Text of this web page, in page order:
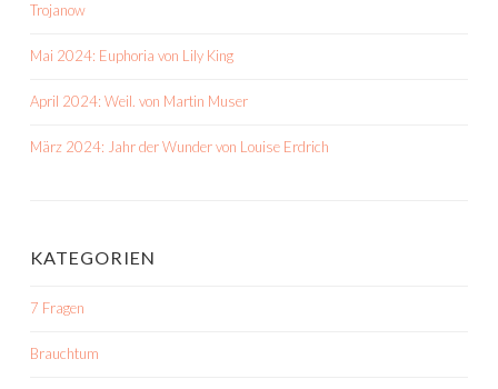
Trojanow
Mai 2024: Euphoria von Lily King
April 2024: Weil. von Martin Muser
März 2024: Jahr der Wunder von Louise Erdrich
KATEGORIEN
7 Fragen
Brauchtum